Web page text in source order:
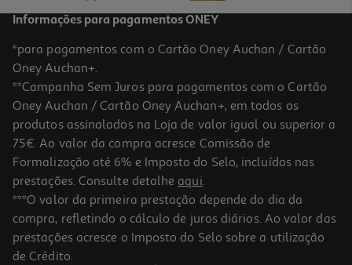
-10%
Livro Isto Não É Um Livro (é O Meu Agradecimento Disfarçado)
11.69 €/un
12,99 € PVP de editor
11,69 €
Informações para pagamentos ONEY
*para pagamentos com o Cartão Oney Auchan / Cartão
Oney Auchan+.
**Campanha Sem Juros para pagamentos com o Cartão
Oney Auchan / Cartão Oney Auchan+, em todos os
produtos assinalados na Loja de valor igual ou superior a
75€. Ao valor da compra acresce Comissão de
Formalização até 6% e Imposto do Selo, incluídos nas
prestações. Consulte detalhe aqui.
***O valor da primeira prestação depende do dia da
compra, refletindo o cálculo de juros diários. Ao valor das
prestações acresce o Imposto do Selo sobre a utilização
de Crédito.